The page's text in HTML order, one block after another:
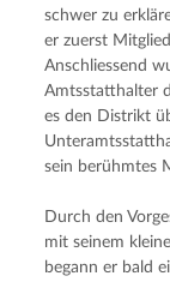
schwer zu
er zuerst
Anschliessend
Amtsstatthalter
es den Distrikt
sein berühmtes
Durch den
mit seinem
begann er bald